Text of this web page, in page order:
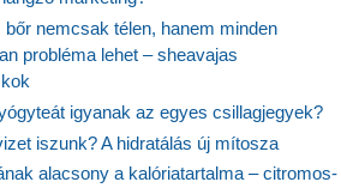
bőr nemcsak télen, hanem minden
probléma lehet – sheavajas
igyanak az egyes csillagjegyek?
iszunk? A hidratálás új mítosza
alacsony a kalóriatartalma – citromos-